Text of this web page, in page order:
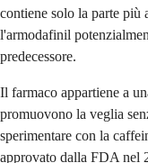
contiene solo la parte più
l'armodafinil
predecessore.
Il farmaco appartiene a
promuovono la veglia
sperimentare con la
approvato dalla FDA nel